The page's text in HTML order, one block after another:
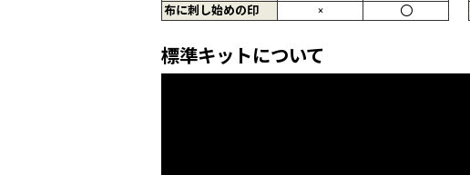
布に刺し始めの印 × 〇
標準キットについて